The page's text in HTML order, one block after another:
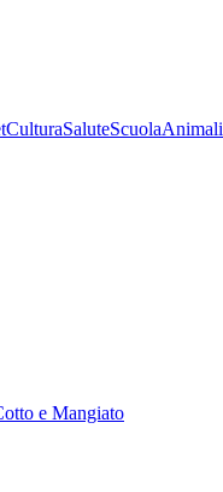
CulturaSaluteScuolaAnimali
e Mangiato